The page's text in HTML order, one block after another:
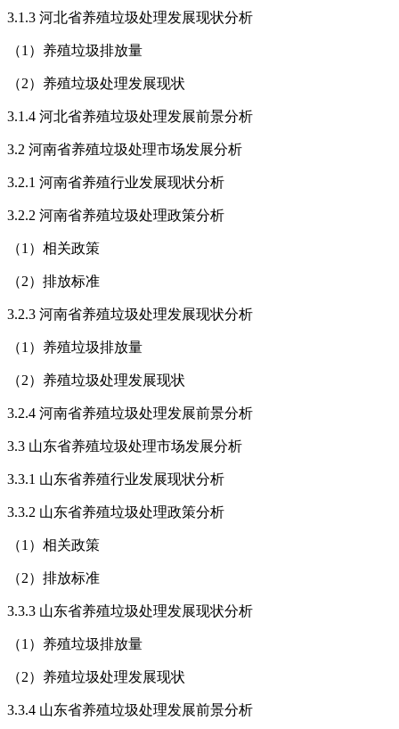
3.1.3 河北省养殖垃圾处理发展现状分析
（1）养殖垃圾排放量
（2）养殖垃圾处理发展现状
3.1.4 河北省养殖垃圾处理发展前景分析
3.2 河南省养殖垃圾处理市场发展分析
3.2.1 河南省养殖行业发展现状分析
3.2.2 河南省养殖垃圾处理政策分析
（1）相关政策
（2）排放标准
3.2.3 河南省养殖垃圾处理发展现状分析
（1）养殖垃圾排放量
（2）养殖垃圾处理发展现状
3.2.4 河南省养殖垃圾处理发展前景分析
3.3 山东省养殖垃圾处理市场发展分析
3.3.1 山东省养殖行业发展现状分析
3.3.2 山东省养殖垃圾处理政策分析
（1）相关政策
（2）排放标准
3.3.3 山东省养殖垃圾处理发展现状分析
（1）养殖垃圾排放量
（2）养殖垃圾处理发展现状
3.3.4 山东省养殖垃圾处理发展前景分析